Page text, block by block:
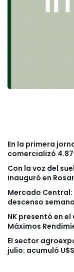
En la primera
comercializó
Con la voz del
inauguró en
Mercado Central:
descenso
NK presentó en
Máximos
El sector
julio: acumuló